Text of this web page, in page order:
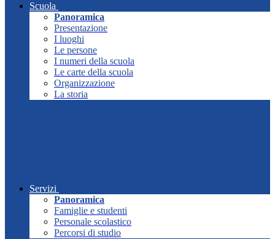
Scuola
Panoramica
Presentazione
I luoghi
Le persone
I numeri della scuola
Le carte della scuola
Organizzazione
La storia
Servizi
Panoramica
Famiglie e studenti
Personale scolastico
Percorsi di studio